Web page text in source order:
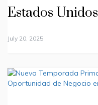
Estados Unidos
July 20, 2025